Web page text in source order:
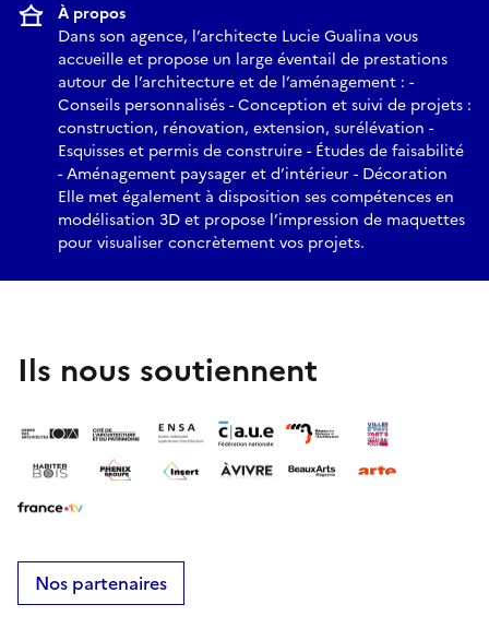
À propos
Dans son agence, l’architecte Lucie Gualina vous
accueille et propose un large éventail de prestations
autour de l’architecture et de l’aménagement : -
Conseils personnalisés - Conception et suivi de projets :
construction, rénovation, extension, surélévation -
Esquisses et permis de construire - Études de faisabilité
- Aménagement paysager et d’intérieur - Décoration
Elle met également à disposition ses compétences en
modélisation 3D et propose l’impression de maquettes
pour visualiser concrètement vos projets. ​
Ils nous soutiennent
Nos partenaires